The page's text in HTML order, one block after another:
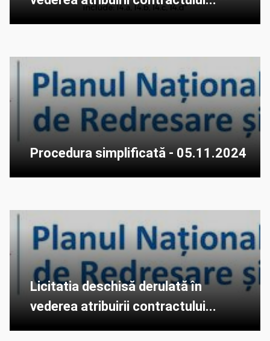
Procedura simplificată - 05.11.2024
Licitatia deschisă derulată în
vederea atribuirii contractului...